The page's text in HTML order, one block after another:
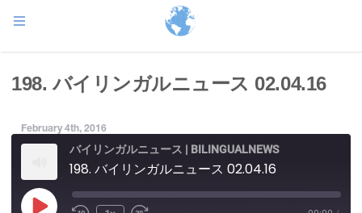
198. バイリンガルニュース 02.04.16
February 4th, 2016
バイリンガルニュース | BILINGUALNEWS
198. バイリンガルニュース 02.04.16
Play